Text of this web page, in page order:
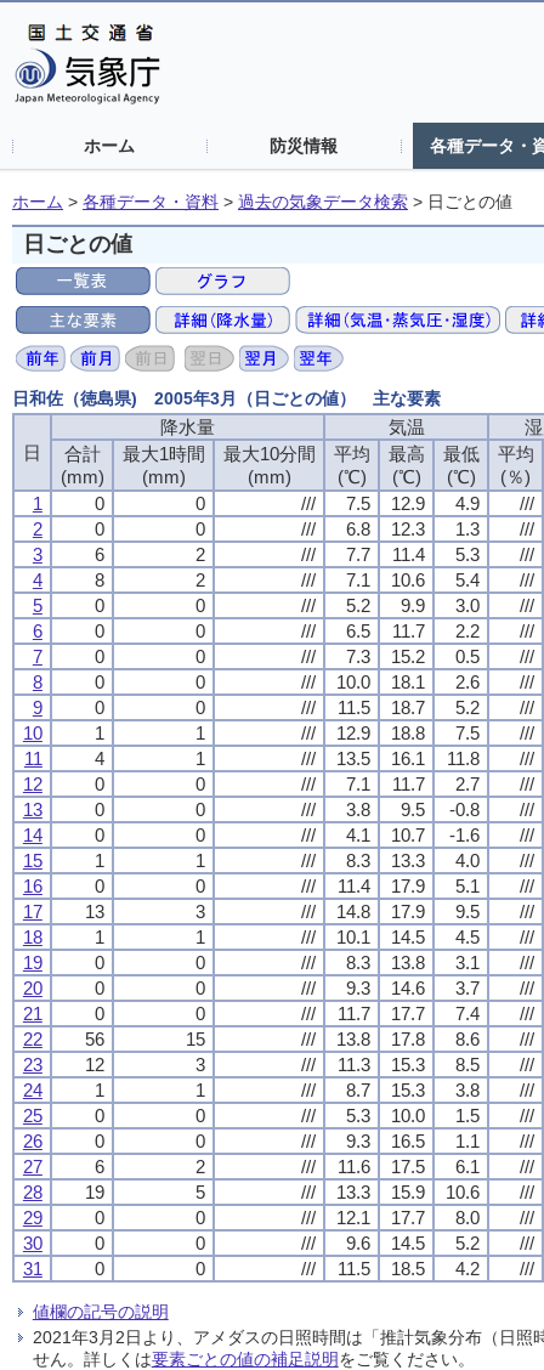
ホーム 防災情報 各種データ・
ホーム > 各種データ・資料 > 過去の気象データ検索 > 日ごとの値
日ごとの値
日和佐（徳島県) 2005年3月（日ごとの値） 主な要素
日
降水量 気温
合計
(mm)
最大1時間
(mm)
最大10分間
(mm)
平均
(℃)
最高
(℃)
最低
(℃)
平均
(％)
1
0 0 /// 7.5 12.9 4.9
///
2
0 0 /// 6.8 12.3 1.3
///
3
6 2 /// 7.7 11.4 5.3
///
4
8 2 /// 7.1 10.6 5.4
///
5
0 0 /// 5.2 9.9 3.0
///
6
0 0 /// 6.5 11.7 2.2
///
7
0 0 /// 7.3 15.2 0.5
///
8
0 0 /// 10.0 18.1 2.6
///
9
0 0 /// 11.5 18.7 5.2
///
10
1 1 /// 12.9 18.8 7.5
///
11
4 1 /// 13.5 16.1 11.8
///
12
0 0 /// 7.1 11.7 2.7
///
13
0 0 /// 3.8 9.5 -0.8
///
14
0 0 /// 4.1 10.7 -1.6
///
15
1 1 /// 8.3 13.3 4.0
///
16
0 0 /// 11.4 17.9 5.1
///
17
13 3 /// 14.8 17.9 9.5
///
18
1 1 /// 10.1 14.5 4.5
///
19
0 0 /// 8.3 13.8 3.1
///
20
0 0 /// 9.3 14.6 3.7
///
21
0 0 /// 11.7 17.7 7.4
///
22
56 15 /// 13.8 17.8 8.6
///
23
12 3 /// 11.3 15.3 8.5
///
24
1 1 /// 8.7 15.3 3.8
///
25
0 0 /// 5.3 10.0 1.5
///
26
0 0 /// 9.3 16.5 1.1
///
27
6 2 /// 11.6 17.5 6.1
///
28
19 5 /// 13.3 15.9 10.6
///
29
0 0 /// 12.1 17.7 8.0
///
30
0 0 /// 9.6 14.5 5.2
///
31
0 0 /// 11.5 18.5 4.2 ///
値欄の記号の説明
2021年3月2日より、アメダスの日照時間は「推計気象分布（日
せん。詳しくは要素ごとの値の補足説明をご覧ください。